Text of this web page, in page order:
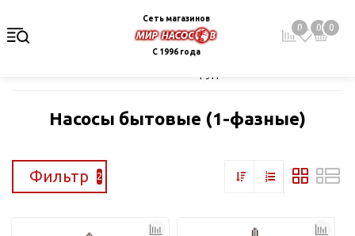
Сеть магазинов
С 1996 года
0 0 0
Насосы бытовые (1-фазные)
Фильтр 2